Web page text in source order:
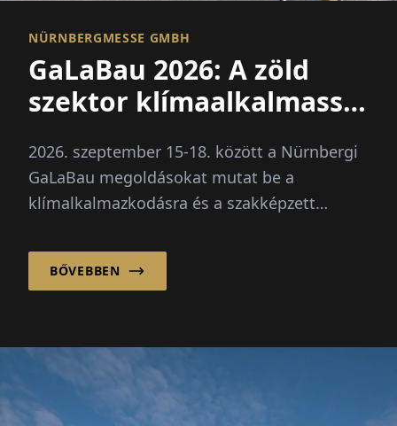
NÜRNBERGMESSE GMBH
GaLaBau 2026: A zöld
szektor klímaalkalmassá
2026. szeptember 15-18. között a Nürnbergi
GaLaBau megoldásokat mutat be a
klímalkalmazkodásra és a szakképzett
jövőbeli tér a digitalizáció és mesterséges
intelligencia számára.
BŐVEBBEN